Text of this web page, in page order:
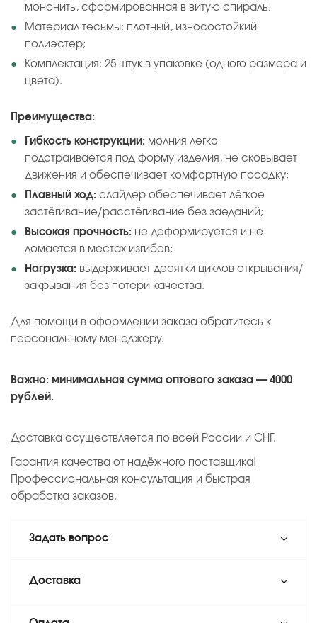
мононить, сформированная в витую спираль;
Материал тесьмы: плотный, износостойкий
полиэстер;
Комплектация: 25 штук в упаковке (одного размера и
цвета).
Преимущества:
Гибкость конструкции: молния легко
подстраивается под форму изделия, не сковывает
движения и обеспечивает комфортную посадку;
Плавный ход: слайдер обеспечивает лёгкое
застёгивание/расстёгивание без заеданий;
Высокая прочность: не деформируется и не
ломается в местах изгибов;
Нагрузка: выдерживает десятки циклов открывания/
закрывания без потери качества.
Для помощи в оформлении заказа обратитесь к
персональному менеджеру.
Важно: минимальная сумма оптового заказа — 4000
рублей.
Доставка осуществляется по всей России и СНГ.
Гарантия качества от надёжного поставщика!
Профессиональная консультация и быстрая
обработка заказов.
Задать вопрос
Доставка